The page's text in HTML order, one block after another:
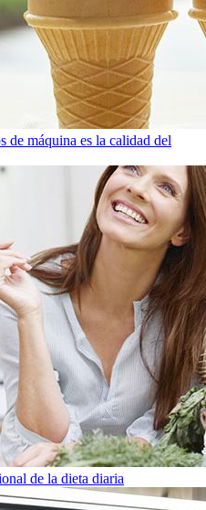
de máquina es la calidad del
de la dieta diaria